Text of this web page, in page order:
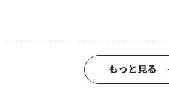
もっと見る